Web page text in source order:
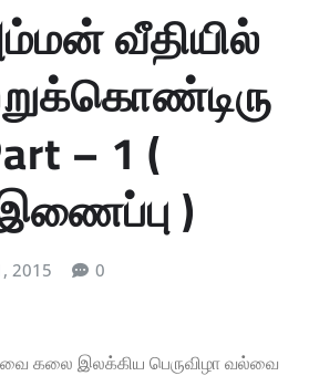
வீதியில்
– 1 (
)
2015 0
கலை இலக்கிய பெருவிழா வல்வை